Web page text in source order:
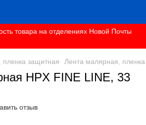
товара на отделениях Новой Почты
защитная Лента малярная,
HPX FINE LINE, 33
отзыв